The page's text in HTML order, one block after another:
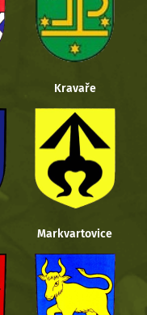
Kravaře
Markvartovice